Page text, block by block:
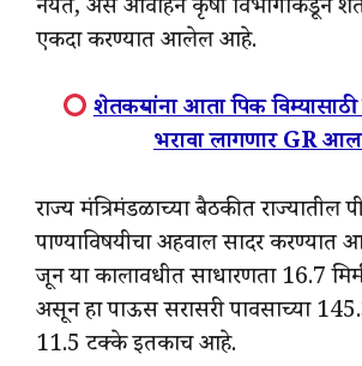
नयेत, असे आवाहन कृषी विभागाकडून
एकदा करण्यात आलेल आहे.
शेतकऱ्यांना आता पिक
भरावा लागणार GR
राज्य मंत्रिमंडळाच्या बैठकीत राज्यातील
पाण्याविषयीचा अहवाल सादर
जून या कालावधीत साधारणता 16.7
असून हा पाऊस सरासरी पावसाच्या
11.5 टक्के इतकाच आहे.